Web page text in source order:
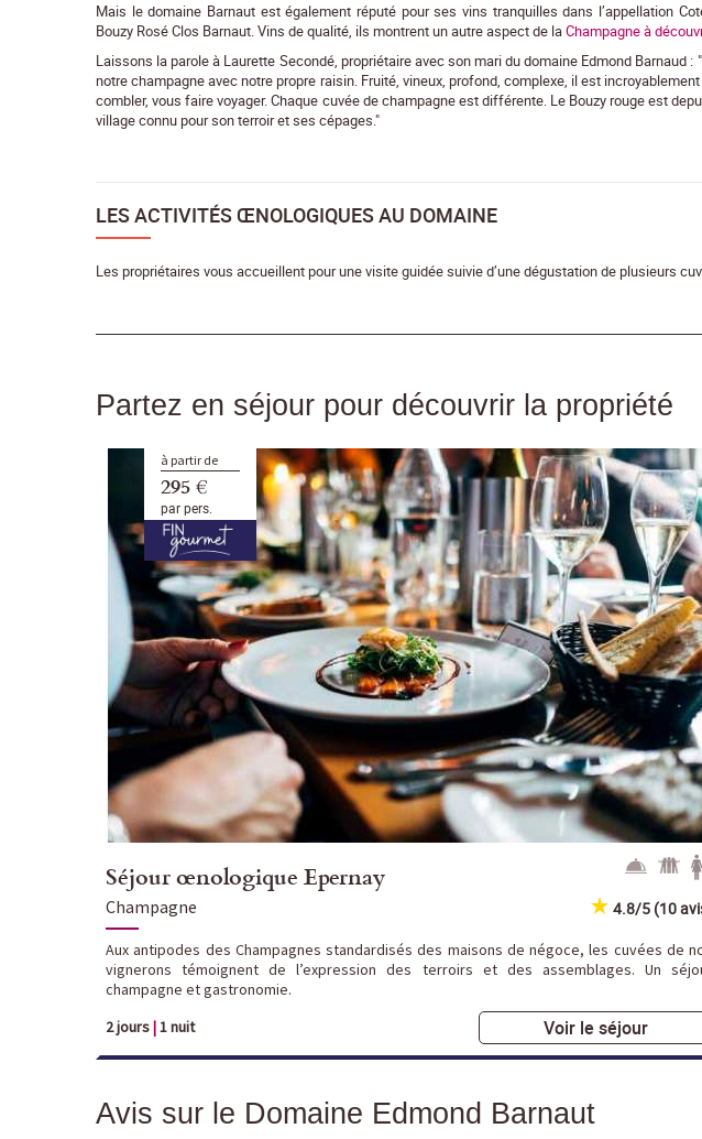
Mais le domaine Barnaut est également réputé pour ses vins tranquilles dans l’appellation
Bouzy Rosé Clos Barnaut. Vins de qualité, ils montrent un autre aspect de laChampagne à
Laissons la parole à Laurette Secondé, propriétaire avec son mari du domaine Edmond Barnaud :
notre champagne avec notre propre raisin. Fruité, vineux, profond, complexe, il est
combler, vous faire voyager. Chaque cuvée de champagne est différente. Le Bouzy rouge est
village connu pour son terroir et ses cépages."
LES ACTIVITÉS ŒNOLOGIQUES AU DOMAINE
Les propriétaires vous accueillent pour une visite guidée suivie d’une dégustation de plusieurs
Partez en séjour pour découvrir la propriété
à partir de
295 €
par pers.
Séjour œnologique Epernay
Champagne 4.8/5 (10
Aux antipodes des Champagnes standardisés des maisons de négoce, les cuvées de
vignerons témoignent de l’expression des terroirs et des assemblages. Un
champagne et gastronomie.
2 jours |1 nuit Voir le séjour
Avis sur le Domaine Edmond Barnaut